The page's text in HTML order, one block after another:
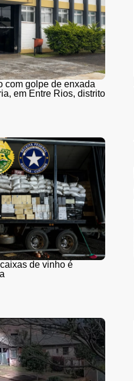
com golpe de enxada
em Entre Rios, distrito
de vinho é